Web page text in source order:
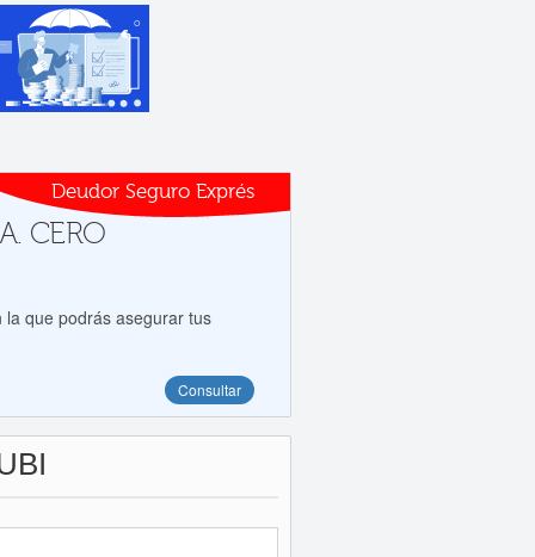
Deudor Seguro Exprés
CERO
que podrás asegurar tus
Consultar